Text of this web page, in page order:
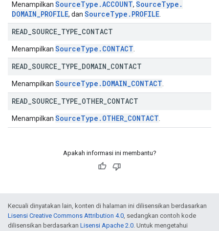
Menampilkan SourceType .ACCOUNT, SourceType .
DOMAIN_PROFILE, dan SourceType . PROFILE
READ SOURCE TYPE CONTACT
Menampilkan SourceType . CONTACT
READ SOURCE TYPE DOMAIN CONTACT
Menampilkan SourceType . DOMAIN_CONTACT
READ SOURCE TYPE OTHER CONTACT
Menampilkan SourceType . OTHER_CONTACT
Apakah informasi ini membantu?
Kecuali dinyatakan lain, konten di halaman ini dilisensikan berdasarkan
Lisensi Creative Commons Attribution 4.0, sedangkan contoh kode
dilisensikan berdasarkan Lisensi Apache 2.0. Untuk mengetahui